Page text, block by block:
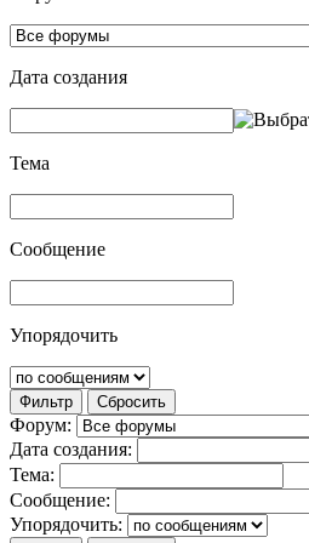
Дата создания
Тема
Сообщение
Упорядочить
Фильтр Сбросить
Форум:
Дата создания:
Тема:
Сообщение:
Упорядочить: